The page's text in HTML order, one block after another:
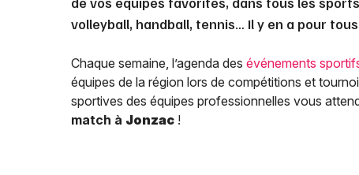
volleyball, handball, tennis… Il y en a pour
Chaque semaine, l’agenda des événements
équipes de la région lors de compétitions et
sportives des équipes professionnelles vous
match à Jonzac !